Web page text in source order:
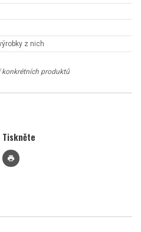
z nich
konkrétních produktů
Tiskněte
print